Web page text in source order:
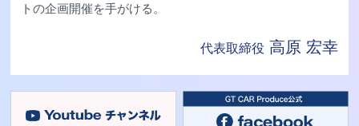
トの企画開催を手がける。
代表取締役 高原 宏幸